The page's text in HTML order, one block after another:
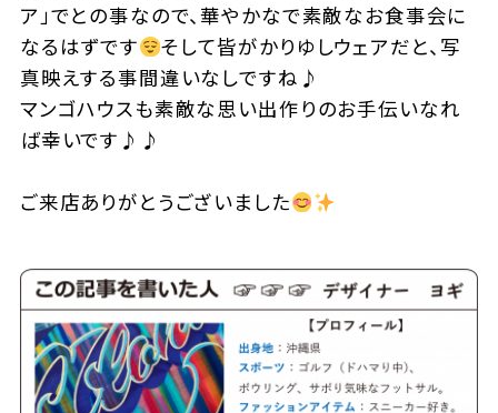
ア」でとの事なので、華やかなで素敵なお食事会に
なるはずです
そして皆がかりゆしウェアだと、写
真映えする事間違いなしですね♪
マンゴハウスも素敵な思い出作りのお手伝いなれ
ば幸いです♪♪
ご来店ありがとうございました